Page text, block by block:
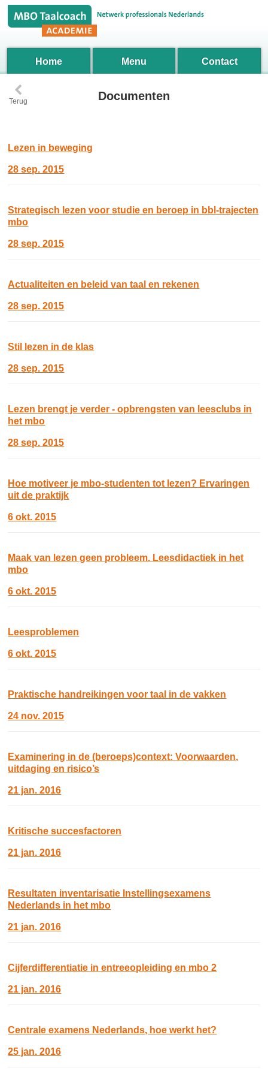
Home Menu Contact
‹
Terug Documenten
Lezen in beweging
28 sep. 2015
Strategisch lezen voor studie en beroep in bbl-trajecten
mbo
28 sep. 2015
Actualiteiten en beleid van taal en rekenen
28 sep. 2015
Stil lezen in de klas
28 sep. 2015
Lezen brengt je verder - opbrengsten van leesclubs in
het mbo
28 sep. 2015
Hoe motiveer je mbo-studenten tot lezen? Ervaringen
uit de praktijk
6 okt. 2015
Maak van lezen geen probleem. Leesdidactiek in het
mbo
6 okt. 2015
Leesproblemen
6 okt. 2015
Praktische handreikingen voor taal in de vakken
24 nov. 2015
Examinering in de (beroeps)context: Voorwaarden,
uitdaging en risico’s
21 jan. 2016
Kritische succesfactoren
21 jan. 2016
Resultaten inventarisatie Instellingsexamens
Nederlands in het mbo
21 jan. 2016
Cijferdifferentiatie in entreeopleiding en mbo 2
21 jan. 2016
Centrale examens Nederlands, hoe werkt het?
25 jan. 2016